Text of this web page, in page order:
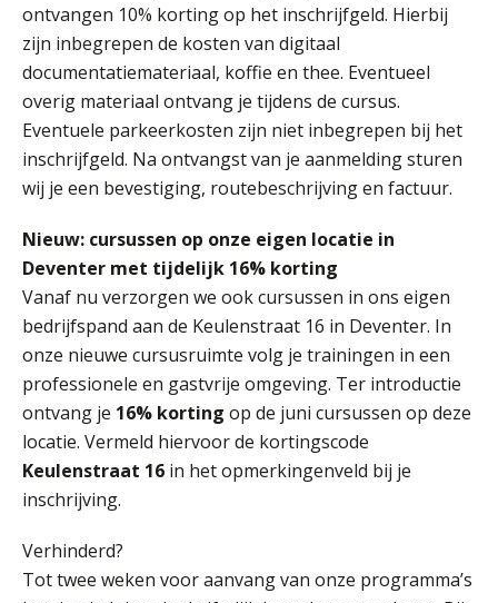
ontvangen 10% korting op het inschrijfgeld. Hierbij
zijn inbegrepen de kosten van digitaal
documentatiemateriaal, koffie en thee. Eventueel
overig materiaal ontvang je tijdens de cursus.
Eventuele parkeerkosten zijn niet inbegrepen bij het
inschrijfgeld. Na ontvangst van je aanmelding sturen
wij je een bevestiging, routebeschrijving en factuur.
Nieuw: cursussen op onze eigen locatie in
Deventer met tijdelijk 16% korting
Vanaf nu verzorgen we ook cursussen in ons eigen
bedrijfspand aan de Keulenstraat 16 in Deventer. In
onze nieuwe cursusruimte volg je trainingen in een
professionele en gastvrije omgeving. Ter introductie
ontvang je 16% korting op de juni cursussen op deze
locatie. Vermeld hiervoor de kortingscode
Keulenstraat 16 in het opmerkingenveld bij je
inschrijving.
Verhinderd?
Tot twee weken voor aanvang van onze programma’s